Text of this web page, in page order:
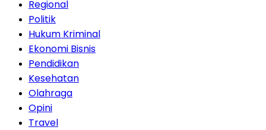
Regional
Politik
Hukum Kriminal
Ekonomi Bisnis
Pendidikan
Kesehatan
Olahraga
Opini
Travel